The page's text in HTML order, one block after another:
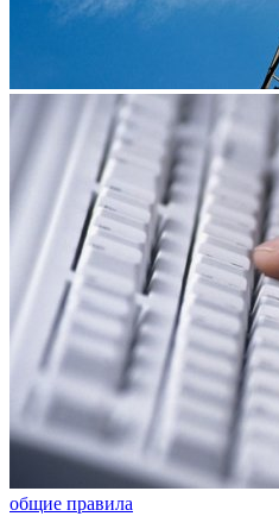
общие правила